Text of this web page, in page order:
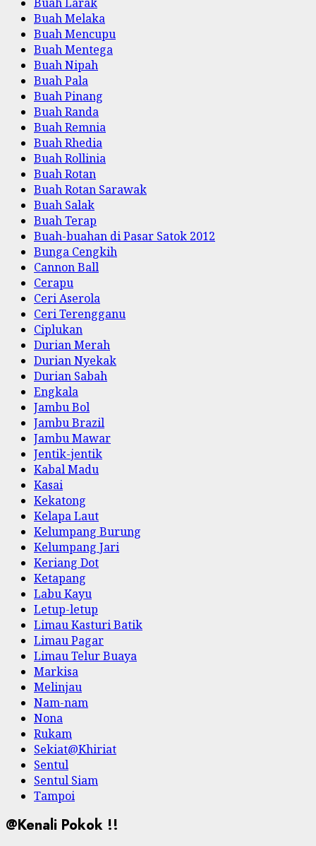
Buah Melaka
Buah Mencupu
Buah Mentega
Buah Nipah
Buah Pala
Buah Pinang
Buah Randa
Buah Remnia
Buah Rhedia
Buah Rollinia
Buah Rotan
Buah Rotan Sarawak
Buah Salak
Buah Terap
Buah-buahan di Pasar Satok 2012
Bunga Cengkih
Cannon Ball
Cerapu
Ceri Aserola
Ceri Terengganu
Ciplukan
Durian Merah
Durian Nyekak
Durian Sabah
Engkala
Jambu Bol
Jambu Brazil
Jambu Mawar
Jentik-jentik
Kabal Madu
Kasai
Kekatong
Kelapa Laut
Kelumpang Burung
Kelumpang Jari
Keriang Dot
Ketapang
Labu Kayu
Letup-letup
Limau Kasturi Batik
Limau Pagar
Limau Telur Buaya
Markisa
Melinjau
Nam-nam
Nona
Rukam
Sekiat@Khiriat
Sentul
Sentul Siam
Tampoi
@Kenali Pokok !!